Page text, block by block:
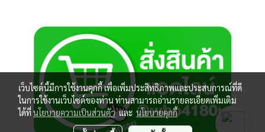
เว็บไซต์นี้มีการใช้งานคุกกี้ เพื่อเพิ่มประสิทธิภาพและประสบการณ์ที่ดี
ในการใช้งานเว็บไซต์ของท่าน ท่านสามารถอ่านรายละเอียดเพิ่มเติม
ได้ที่นโยบายความเป็นส่วนตัวและ นโยบายคุกกี้